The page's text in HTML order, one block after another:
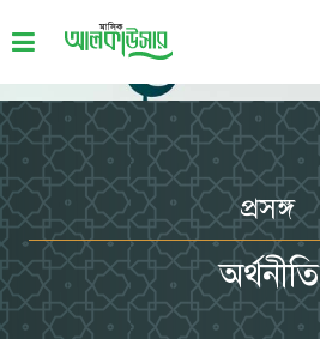
প্রসঙ্গ
অর্থনীতি